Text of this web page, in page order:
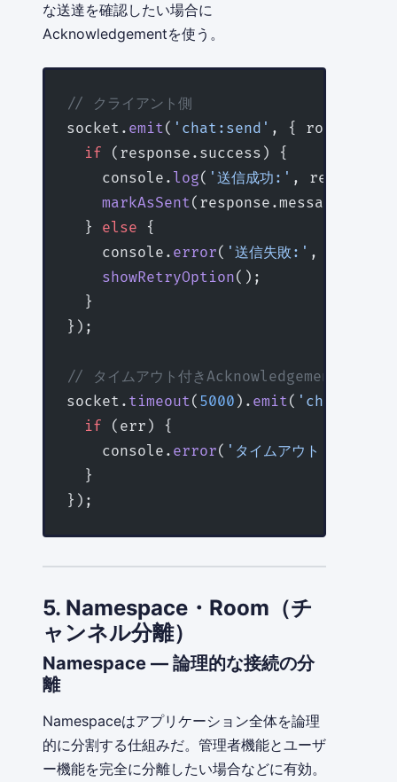
な送達を確認したい場合に
Acknowledgementを使う。
// クライアント側
socket. emit( 'chat:send' , { roomId:
  if
(response.success) {
    console.
log( '送信成功:' ,
    markAsSent
(response.messageId);
  }
else {
    console.
error( '送信失敗:' ,
    showRetryOption
();
  }
});
// タイムアウト付きAcknowledgement（
socket. timeout( 5000 ). emit( 'chat:send'
  if
(err) {
    console.
error( 'タイムアウト — サーバ
  }
});
5. Namespace・Room（チ
ャンネル分離）
Namespace — 論理的な接続の分
離
Namespaceはアプリケーション全体を論理
的に分割する仕組みだ。管理者機能とユーザ
ー機能を完全に分離したい場合などに有効。